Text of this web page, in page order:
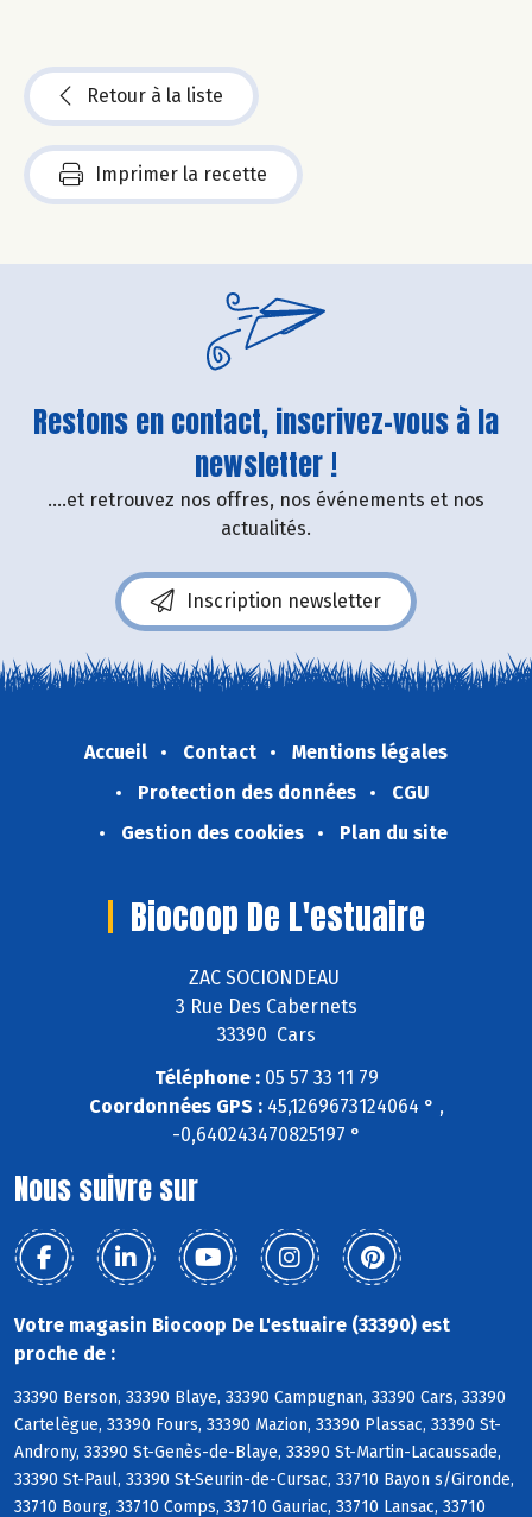
Retour à la liste
Imprimer la recette
Restons en contact, inscrivez-vous à la
newsletter !
....et retrouvez nos offres, nos événements et nos
actualités.
Inscription newsletter
Accueil Contact
Mentions légales
Protection des données
CGU
Gestion des cookies
Plan du site
Biocoop De L'estuaire
ZAC SOCIONDEAU
3 Rue Des Cabernets
33390 Cars
Téléphone :05 57 33 11 79
Coordonnées GPS :45,1269673124064 ° ,
-0,640243470825197 °
Nous suivre sur
Votre magasin Biocoop De L'estuaire (33390) est
proche de :
33390 Berson, 33390 Blaye, 33390 Campugnan, 33390 Cars, 33390
Cartelègue, 33390 Fours, 33390 Mazion, 33390 Plassac, 33390 St-
Androny, 33390 St-Genès-de-Blaye, 33390 St-Martin-Lacaussade,
33390 St-Paul, 33390 St-Seurin-de-Cursac, 33710 Bayon s/Gironde,
33710 Bourg, 33710 Comps, 33710 Gauriac, 33710 Lansac, 33710